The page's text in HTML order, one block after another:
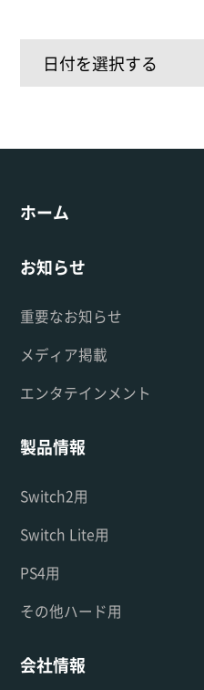
ホーム
お知らせ
重要なお知らせ
メディア掲載
エンタテインメント
製品情報
Switch2用
Switch Lite用
PS4用
その他ハード用
会社情報